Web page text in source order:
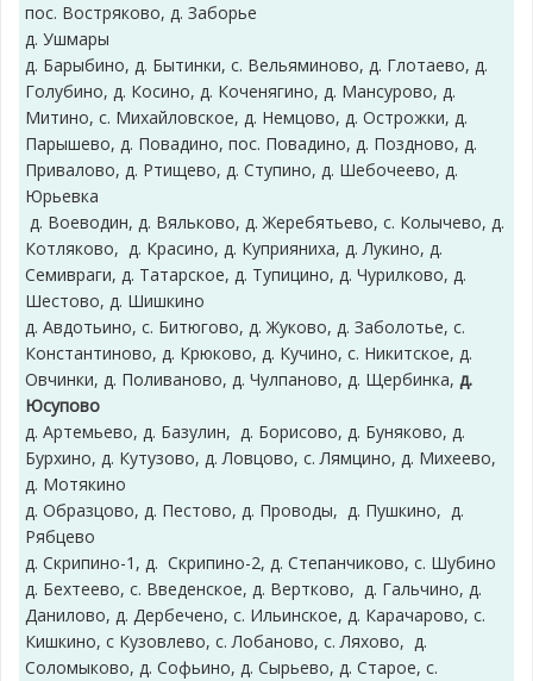
пос. Востряково, д. Заборье
д. Ушмары
д. Барыбино, д. Бытинки, с. Вельяминово, д. Глотаево, д.
Голубино, д. Косино, д. Коченягино, д. Мансурово, д.
Митино, с. Михайловское, д. Немцово, д. Острожки, д.
Парышево, д. Повадино, пос. Повадино, д. Поздново, д.
Привалово, д. Ртищево, д. Ступино, д. Шебочеево, д.
Юрьевка
д. Воеводин, д. Вяльково, д. Жеребятьево, с. Колычево, д.
Котляково, д. Красино, д. Куприяниха, д. Лукино, д.
Семивраги, д. Татарское, д. Тупицино, д. Чурилково, д.
Шестово, д. Шишкино
д. Авдотьино, с. Битюгово, д. Жуково, д. Заболотье, с.
Константиново, д. Крюково, д. Кучино, с. Никитское, д.
Овчинки, д. Поливаново, д. Чулпаново, д. Щербинка, д.
Юсупово
д. Артемьево, д. Базулин, д. Борисово, д. Буняково, д.
Бурхино, д. Кутузово, д. Ловцово, с. Лямцино, д. Михеево,
д. Мотякино
д. Образцово, д. Пестово, д. Проводы, д. Пушкино, д.
Рябцево
д. Скрипино-1, д. Скрипино-2, д. Степанчиково, с. Шубино
д. Бехтеево, с. Введенское, д. Вертково, д. Гальчино, д.
Данилово, д. Дербечено, с. Ильинское, д. Карачарово, с.
Кишкино, с Кузовлево, с. Лобаново, с. Ляхово, д.
Соломыково, д. Софьино, д. Сырьево, д. Старое, с.